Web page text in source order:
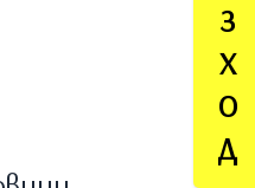
З
Х
О
Д